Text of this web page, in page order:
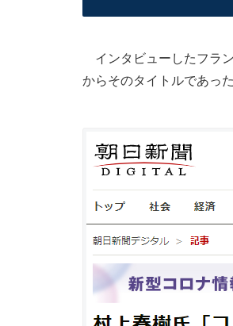
インタビューしたフラ
からそのタイトルであっ